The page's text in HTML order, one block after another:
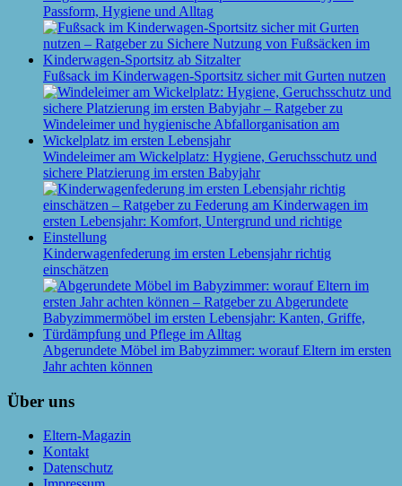
Passform, Hygiene und Alltag
Fußsack im Kinderwagen-Sportsitz sicher mit Gurten nutzen
Windeleimer am Wickelplatz: Hygiene, Geruchsschutz und
sichere Platzierung im ersten Babyjahr
Kinderwagenfederung im ersten Lebensjahr richtig
einschätzen
Abgerundete Möbel im Babyzimmer: worauf Eltern im ersten
Jahr achten können
Über uns
Eltern-Magazin
Kontakt
Datenschutz